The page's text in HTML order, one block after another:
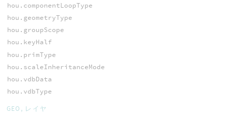
hou.componentLoopType
hou.geometryType
hou.groupScope
hou.keyHalf
hou.primType
hou.scaleInheritanceMode
hou.vdbData
hou.vdbType
GEO, レイヤ